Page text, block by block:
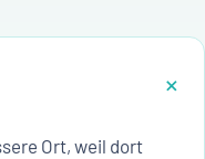
Ort, weil dort